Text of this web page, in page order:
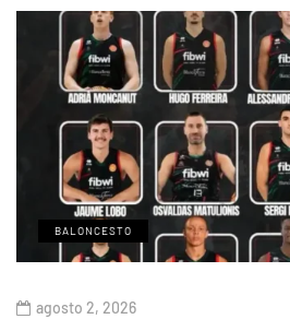
BALONCESTO
agosto 2, 2026